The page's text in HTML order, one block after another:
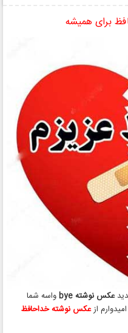
برای همیشه
عکس نوشته bye
واسه شما
ازعکس نوشته خداحافظ